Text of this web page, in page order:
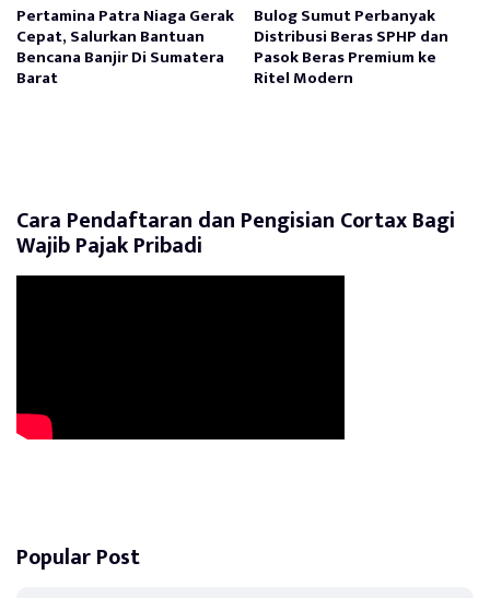
Pertamina Patra Niaga Gerak
Cepat, Salurkan Bantuan
Bencana Banjir Di Sumatera
Barat
Bulog Sumut Perbanyak
Distribusi Beras SPHP dan
Pasok Beras Premium ke
Ritel Modern
Cara Pendaftaran dan Pengisian Cortax Bagi
Wajib Pajak Pribadi
Popular Post